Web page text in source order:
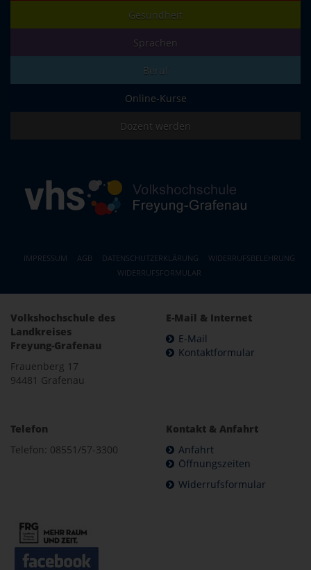
Gesundheit
Sprachen
Beruf
Online-Kurse
Dozent werden
IMPRESSUM AGB DATENSCHUTZERKLÄRUNG
WIDERRUFSBELEHRUNG
WIDERRUFSFORMULAR
Volkshochschule des
Landkreises
Freyung-Grafenau
Frauenberg 17
94481 Grafenau
E-Mail & Internet
E-Mail
Kontaktformular
Telefon
Telefon: 08551/57-3300
Kontakt & Anfahrt
Anfahrt
Öffnungszeiten
Widerrufsformular